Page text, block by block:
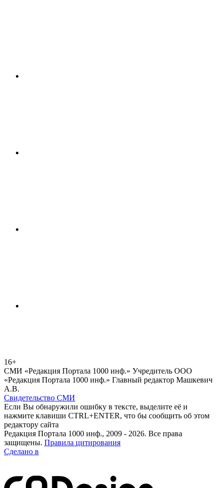
16+
СМИ «Редакция Портала 1000 инф.» Учредитель ООО
«Редакция Портала 1000 инф.» Главный редактор Машкевич
А.В.
Свидетельство СМИ
Если Вы обнаружили ошибку в тексте, выделите её и
нажмите клавиши CTRL+ENTER, что бы сообщить об этом
редактору сайта
Редакция Портала 1000 инф., 2009 - 2026. Все права
защищены. Правила цитирования
Сделано в